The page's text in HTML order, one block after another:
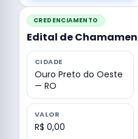
CREDENCIAMENTO
Edital de
CIDADE
Ouro Preto do Oeste
— RO
VALOR
R$ 0,00